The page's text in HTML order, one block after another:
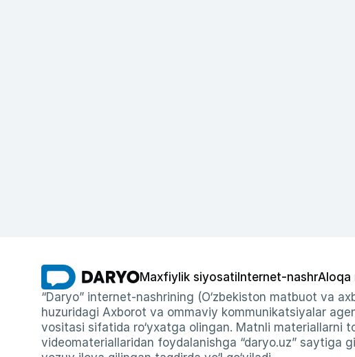
Maxfiylik siyosati Internet-nashrAloqa
“Daryo” internet-nashrining (O‘zbekiston matbuot va
huzuridagi Axborot va ommaviy kommunikatsiyalar
vositasi sifatida ro‘yxatga olingan. Matnli materiallarni
videomateriallaridan foydalanishga “daryo.uz” saytiga